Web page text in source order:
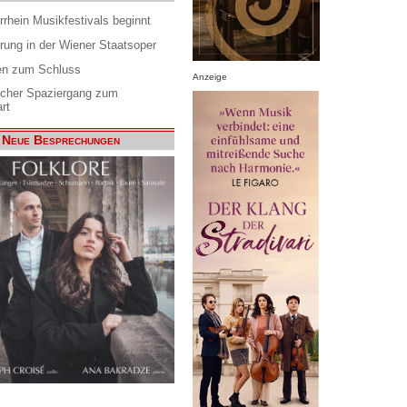
Musikfestivals beginnt
in der Wiener Staatsoper
zum Schluss
Spaziergang zum
Neue Besprechungen
Anzeige